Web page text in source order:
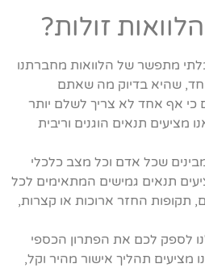
זולות?
מתפשר של הלוואות מחברתנו
שהיא בדיוק מה שאתם
כי אף אחד לא צריך לשלם יותר
מציעים תנאים הוגנים וריבית
שכל אדם וכל מצב כלכלי
תנאים גמישים המתאימים לכל
תקופות החזר ארוכות או קצרות,
לספק לכם את הפתרון הכספי
מציעים תהליך אישור מהיר וקל,